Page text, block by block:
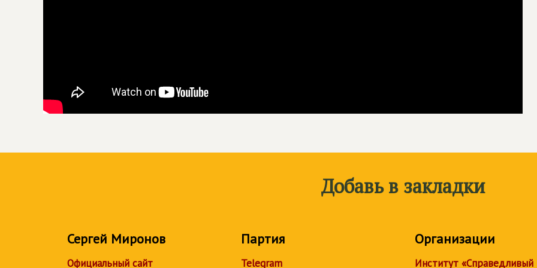
Добавь в закладки
Сергей Миронов
Официальный сайт
Партия
Telegram
Организации
Институт «Справедливый